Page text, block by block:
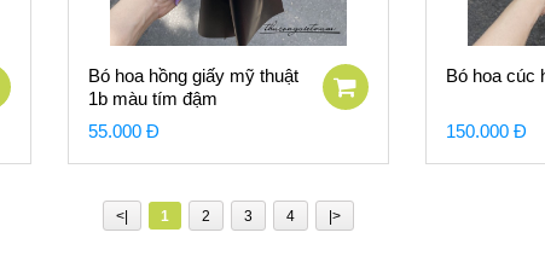
Bó hoa hồng giấy mỹ thuật
1b màu tím đậm
55.000 Đ
Bó hoa cúc
150.000 Đ
<| 1 2 3 4 |>